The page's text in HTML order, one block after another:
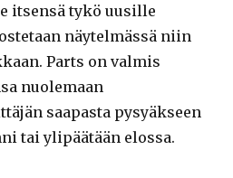
itsensä tykö uusille
näytelmässä niin
Parts on valmis
nuolemaan
saapasta pysyäkseen
tai ylipäätään elossa.